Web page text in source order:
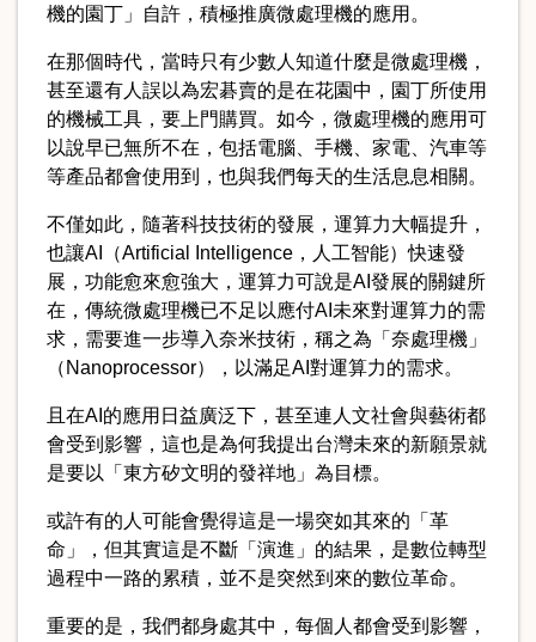
機的園丁」自許，積極推廣微處理機的應用。
在那個時代，當時只有少數人知道什麼是微處理機，
甚至還有人誤以為宏碁賣的是在花園中，園丁所使用
的機械工具，要上門購買。如今，微處理機的應用可
以說早已無所不在，包括電腦、手機、家電、汽車等
等產品都會使用到，也與我們每天的生活息息相關。
不僅如此，隨著科技技術的發展，運算力大幅提升，
也讓AI（Artificial Intelligence，人工智能）快速發
展，功能愈來愈強大，運算力可說是AI發展的關鍵所
在，傳統微處理機已不足以應付AI未來對運算力的需
求，需要進一步導入奈米技術，稱之為「奈處理機」
（Nanoprocessor），以滿足AI對運算力的需求。
且在AI的應用日益廣泛下，甚至連人文社會與藝術都
會受到影響，這也是為何我提出台灣未來的新願景就
是要以「東方矽文明的發祥地」為目標。
或許有的人可能會覺得這是一場突如其來的「革
命」，但其實這是不斷「演進」的結果，是數位轉型
過程中一路的累積，並不是突然到來的數位革命。
重要的是，我們都身處其中，每個人都會受到影響，